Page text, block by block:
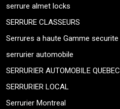
serrure almet locks
SERRURE CLASSEURS
Serrures a haute Gamme securite
serrurier automobile
SERRURIER AUTOMOBILE QUEBEC
SERRURIER LOCAL
Serrurier Montreal